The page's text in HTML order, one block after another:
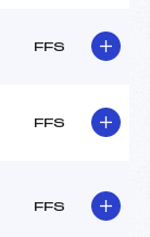
FFS
FFS
FFS